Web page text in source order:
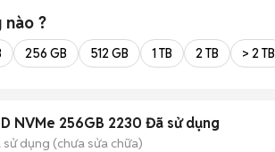
nào ?
256 GB 512 GB 1 TB 2 TB > 2 TB
NVMe 256GB 2230 Đã sử dụng
dụng (chưa sửa chữa)